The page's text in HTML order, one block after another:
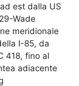
est dalla US
Wade
meridionale
I-85, da
418, fino al
adiacente